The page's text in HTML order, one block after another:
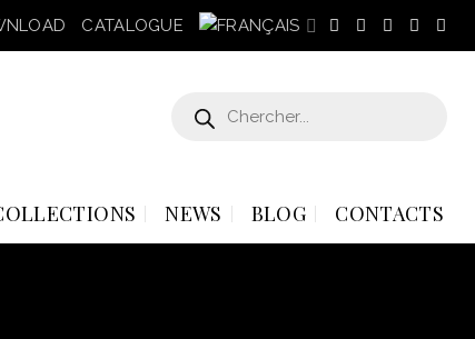
CATALOGUE
produits
NEWS BLOG CONTACTS